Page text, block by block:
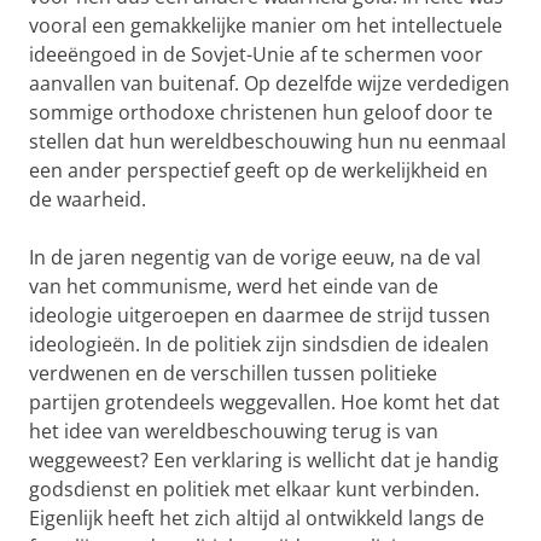
vooral een gemakkelijke manier om het intellectuele
ideeëngoed in de Sovjet-Unie af te schermen voor
aanvallen van buitenaf. Op dezelfde wijze verdedigen
sommige orthodoxe christenen hun geloof door te
stellen dat hun wereldbeschouwing hun nu eenmaal
een ander perspectief geeft op de werkelijkheid en
de waarheid.
In de jaren negentig van de vorige eeuw, na de val
van het communisme, werd het einde van de
ideologie uitgeroepen en daarmee de strijd tussen
ideologieën. In de politiek zijn sindsdien de idealen
verdwenen en de verschillen tussen politieke
partijen grotendeels weggevallen. Hoe komt het dat
het idee van wereldbeschouwing terug is van
weggeweest? Een verklaring is wellicht dat je handig
godsdienst en politiek met elkaar kunt verbinden.
Eigenlijk heeft het zich altijd al ontwikkeld langs de